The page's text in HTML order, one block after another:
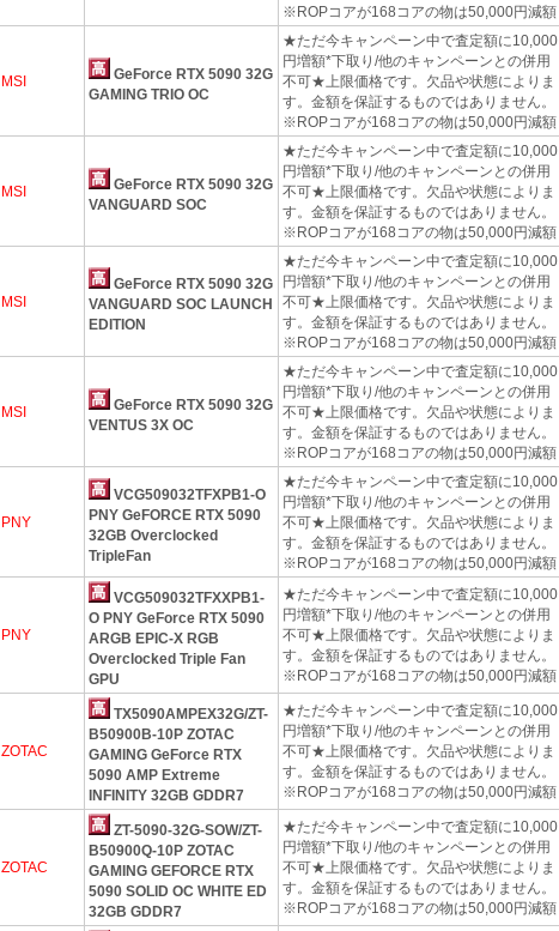
※ROPコアが168コアの物は50,000円減額
MSI
GeForce RTX 5090 32G
GAMING TRIO OC
★ただ今キャンペーン中で査定額に10,000
円増額*下取り/他のキャンペーンとの併用
不可★上限価格です。欠品や状態によりま
す。金額を保証するものではありません。
※ROPコアが168コアの物は50,000円減額
MSI
GeForce RTX 5090 32G
VANGUARD SOC
★ただ今キャンペーン中で査定額に10,000
円増額*下取り/他のキャンペーンとの併用
不可★上限価格です。欠品や状態によりま
す。金額を保証するものではありません。
※ROPコアが168コアの物は50,000円減額
MSI
GeForce RTX 5090 32G
VANGUARD SOC LAUNCH
EDITION
★ただ今キャンペーン中で査定額に10,000
円増額*下取り/他のキャンペーンとの併用
不可★上限価格です。欠品や状態によりま
す。金額を保証するものではありません。
※ROPコアが168コアの物は50,000円減額
MSI
GeForce RTX 5090 32G
VENTUS 3X OC
★ただ今キャンペーン中で査定額に10,000
円増額*下取り/他のキャンペーンとの併用
不可★上限価格です。欠品や状態によりま
す。金額を保証するものではありません。
※ROPコアが168コアの物は50,000円減額
PNY
VCG509032TFXPB1-O
PNY GeFORCE RTX 5090
32GB Overclocked
TripleFan
★ただ今キャンペーン中で査定額に10,000
円増額*下取り/他のキャンペーンとの併用
不可★上限価格です。欠品や状態によりま
す。金額を保証するものではありません。
※ROPコアが168コアの物は50,000円減額
PNY
VCG509032TFXXPB1-
O PNY GeForce RTX 5090
ARGB EPIC-X RGB
Overclocked Triple Fan
GPU
★ただ今キャンペーン中で査定額に10,000
円増額*下取り/他のキャンペーンとの併用
不可★上限価格です。欠品や状態によりま
す。金額を保証するものではありません。
※ROPコアが168コアの物は50,000円減額
ZOTAC
TX5090AMPEX32G/ZT-
B50900B-10P ZOTAC
GAMING GeForce RTX
5090 AMP Extreme
INFINITY 32GB GDDR7
★ただ今キャンペーン中で査定額に10,000
円増額*下取り/他のキャンペーンとの併用
不可★上限価格です。欠品や状態によりま
す。金額を保証するものではありません。
※ROPコアが168コアの物は50,000円減額
ZOTAC
ZT-5090-32G-SOW/ZT-
B50900Q-10P ZOTAC
GAMING GEFORCE RTX
5090 SOLID OC WHITE ED
32GB GDDR7
★ただ今キャンペーン中で査定額に10,000
円増額*下取り/他のキャンペーンとの併用
不可★上限価格です。欠品や状態によりま
す。金額を保証するものではありません。
※ROPコアが168コアの物は50,000円減額